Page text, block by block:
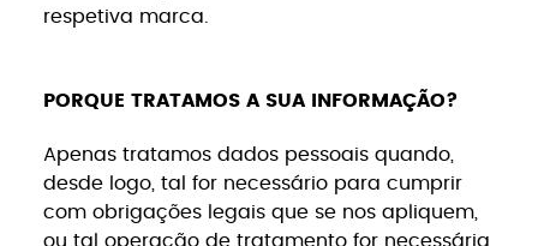
respetiva marca.
PORQUE TRATAMOS A SUA INFORMAÇÃO?
Apenas tratamos dados pessoais quando,
desde logo, tal for necessário para cumprir
com obrigações legais que se nos apliquem,
ou tal operação de tratamento for necessária